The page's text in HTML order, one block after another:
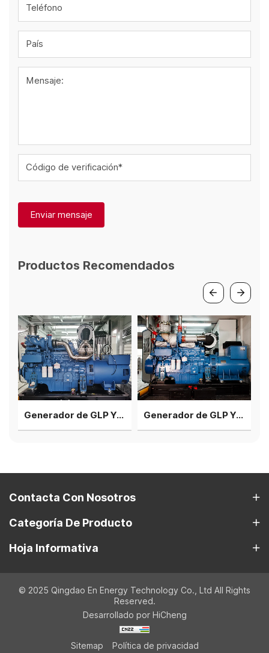
Teléfono
País
Mensaje:
Código de verificación*
Enviar mensaje
Productos Recomendados
Generador de GLP Yuchai de 500 kW Generador de GLP Yuchai de 1000 kW
Contacta Con Nosotros
Categoría De Producto
Hoja Informativa
© 2025 Qingdao En Energy Technology Co., Ltd All Rights
Reserved.
Desarrollado por HiCheng
Sitemap Política de privacidad